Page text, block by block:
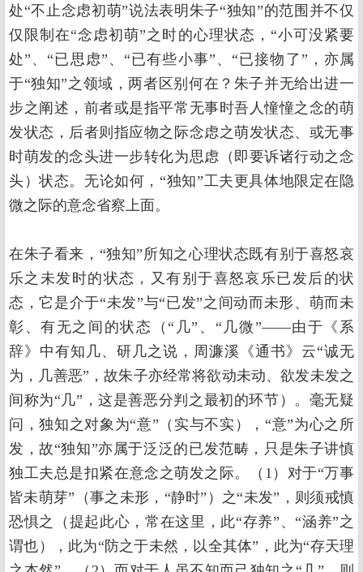
处“不止念虑初萌”说法表明朱子“独知”的范围并不仅
仅限制在“念虑初萌”之时的心理状态，“小可没紧要
处”、“已思虑”、“已有些小事”、“已接物了”，亦属
于“独知”之领域，两者区别何在？朱子并无给出进一
步之阐述，前者或是指平常无事时吾人憧憧之念的萌
发状态，后者则指应物之际念虑之萌发状态、或无事
时萌发的念头进一步转化为思虑（即要诉诸行动之念
头）状态。无论如何，“独知”工夫更具体地限定在隐
微之际的意念省察上面。
在朱子看来，“独知”所知之心理状态既有别于喜怒哀
乐之未发时的状态，又有别于喜怒哀乐已发后的状
态，它是介于“未发”与“已发”之间动而未形、萌而未
彰、有无之间的状态（“几”、“几微”——由于《系
辞》中有知几、研几之说，周濂溪《通书》云“诚无
为，几善恶”，故朱子亦经常将欲动未动、欲发未发之
间称为“几”，这是善恶分判之最初的环节）。毫无疑
问，独知之对象为“意”（实与不实），“意”为心之所
发，故“独知”亦属于泛泛的已发范畴，只是朱子讲慎
独工夫总是扣紧在意念之萌发之际。（1）对于“万事
皆未萌芽”（事之未形，“静时”）之“未发”，则须戒慎
恐惧之（提起此心，常在这里，此“存养”、“涵养”之
谓也），此为“防之于未然，以全其体”，此为“存天理